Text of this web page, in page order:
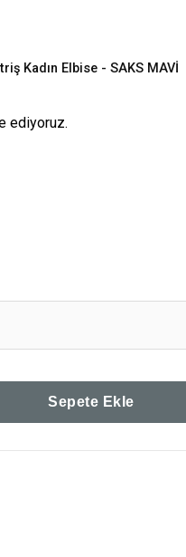
Kadın Elbise - SAKS MAVİ
ediyoruz.